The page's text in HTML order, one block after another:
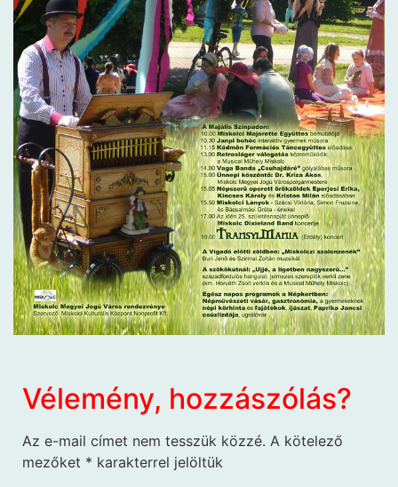
Vélemény, hozzászólás?
Az e-mail címet nem tesszük közzé. A kötelező
mezőket * karakterrel jelöltük